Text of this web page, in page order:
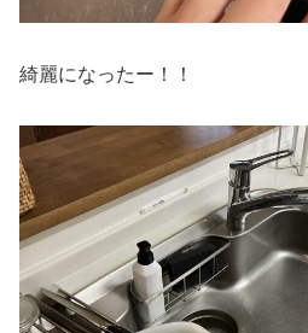
綺麗になったー！！